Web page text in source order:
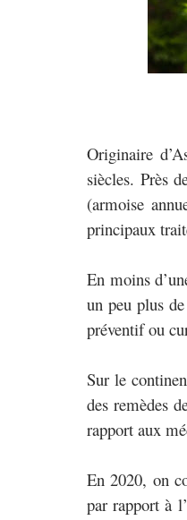
Originaire
siècles. Près
(armoise
principaux
En moins
un peu plus
préventif ou
Sur le
des remèdes
rapport aux
En 2020, on
par rapport à